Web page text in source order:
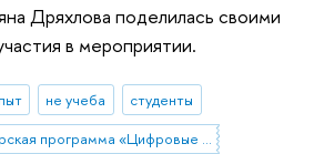
Дряхлова поделилась своими
в мероприятии.
не учеба
студенты
Магистерская программа «Цифровые коммуникации и продуктовая аналитика»